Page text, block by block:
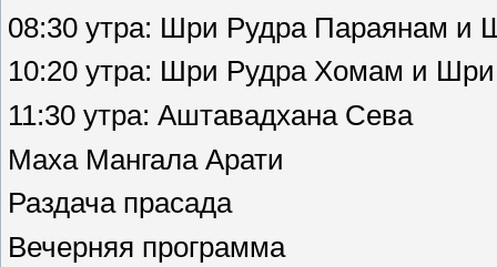
08:30 утра: Шри Рудра Параянам и
10:20 утра: Шри Рудра Хомам и
11:30 утра: Аштавадхана Сева
Маха Мангала Арати
Раздача прасада
Вечерняя программа